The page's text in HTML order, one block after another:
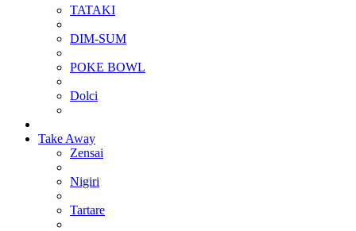
TATAKI
DIM-SUM
POKE BOWL
Dolci
Take Away
Zensai
Nigiri
Tartare